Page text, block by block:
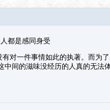
都是感同身受
对一件事情如此的执著。而为
中间的滋味没经历的人真的无法